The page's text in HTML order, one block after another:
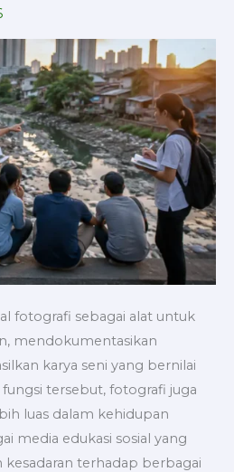
fotografi sebagai alat untuk
mendokumentasikan
karya seni yang bernilai
tersebut, fotografi juga
luas dalam kehidupan
media edukasi sosial yang
terhadap berbagai